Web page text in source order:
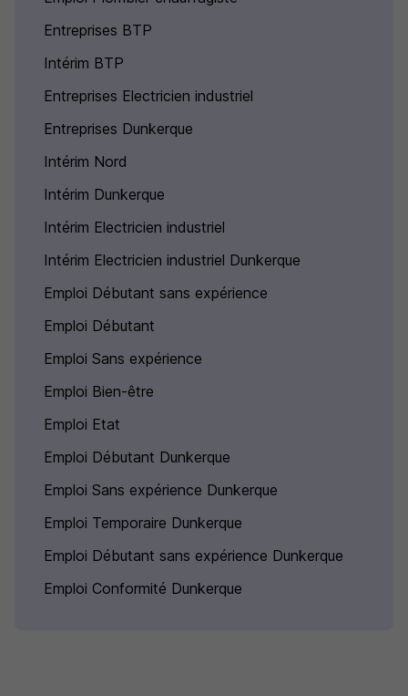
Entreprises BTP
Intérim BTP
Entreprises Electricien industriel
Entreprises Dunkerque
Intérim Nord
Intérim Dunkerque
Intérim Electricien industriel
Intérim Electricien industriel Dunkerque
Emploi Débutant sans expérience
Emploi Débutant
Emploi Sans expérience
Emploi Bien-être
Emploi Etat
Emploi Débutant Dunkerque
Emploi Sans expérience Dunkerque
Emploi Temporaire Dunkerque
Emploi Débutant sans expérience Dunkerque
Emploi Conformité Dunkerque